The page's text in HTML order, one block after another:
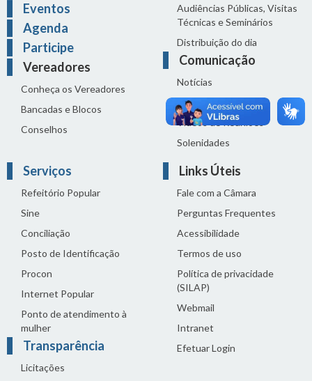
Eventos
Agenda
Participe
Vereadores
Conheça os Vereadores
Bancadas e Blocos
Conselhos
Audiências Públicas, Visitas
Técnicas e Seminários
Distribuição do dia
Comunicação
Notícias
Sala de Imprensa
Vídeos de Reuniões
Solenidades
Serviços
Refeitório Popular
Sine
Conciliação
Posto de Identificação
Procon
Internet Popular
Ponto de atendimento à
mulher
Transparência
Licitações
Links Úteis
Fale com a Câmara
Perguntas Frequentes
Acessibilidade
Termos de uso
Política de privacidade
(SILAP)
Webmail
Intranet
Efetuar Login